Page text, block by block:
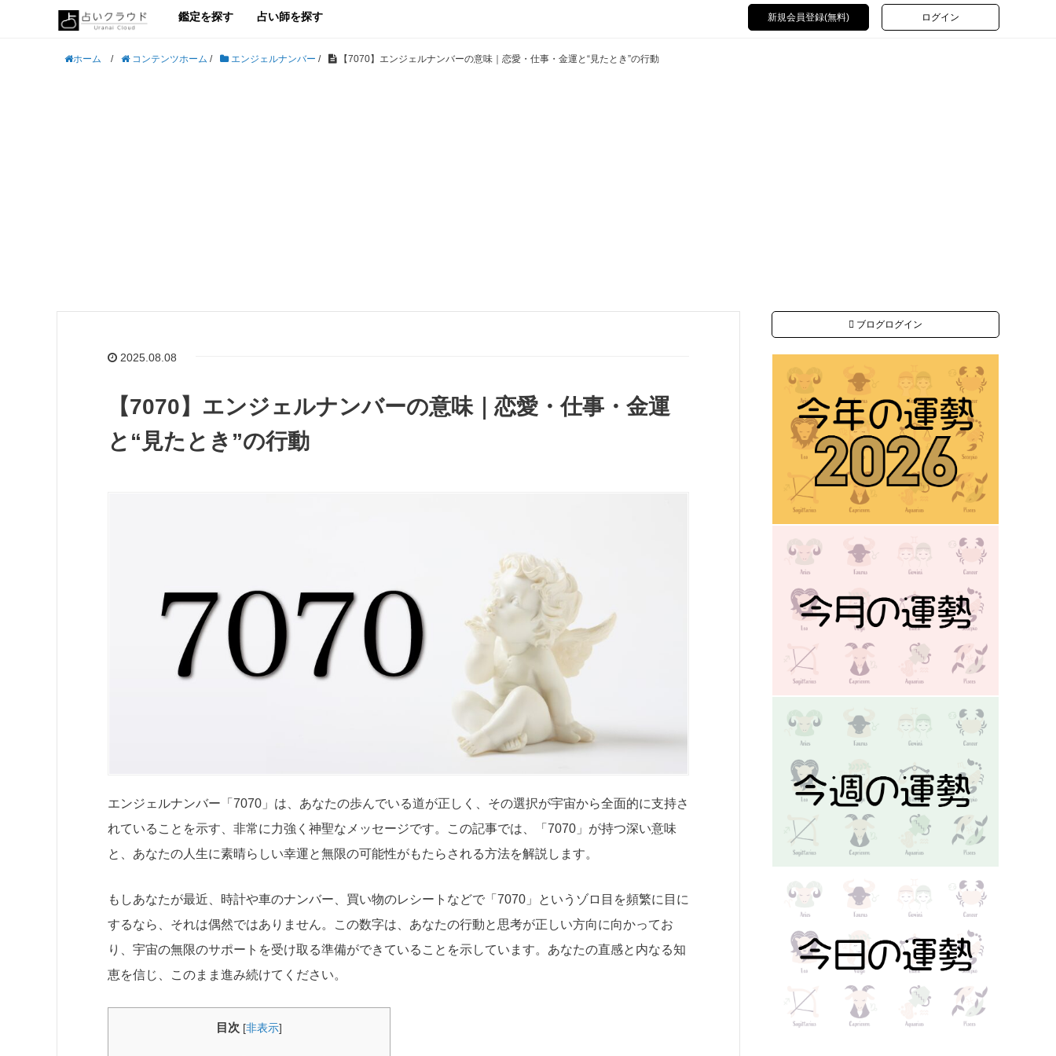
鑑定を探す 占い師を探す 新規会員登録(無料) ログイン
ホーム / コンテンツホーム / エンジェルナンバー / 【7070】エンジェルナンバーの意味｜恋愛・仕事・金運と“見たとき”の行動
2025.08.08
【7070】エンジェルナンバーの意味｜恋愛・仕事・金運
と“見たとき”の行動
エンジェルナンバー「7070」は、あなたの歩んでいる道が正しく、その選択が宇宙から全面的に支持さ
れていることを示す、非常に力強く神聖なメッセージです。この記事では、「7070」が持つ深い意味
と、あなたの人生に素晴らしい幸運と無限の可能性がもたらされる方法を解説します。
もしあなたが最近、時計や車のナンバー、買い物のレシートなどで「7070」というゾロ目を頻繁に目に
するなら、それは偶然ではありません。この数字は、あなたの行動と思考が正しい方向に向かってお
り、宇宙の無限のサポートを受け取る準備ができていることを示しています。あなたの直感と内なる知
恵を信じ、このまま進み続けてください。
目次 [非表示]
ブログログイン